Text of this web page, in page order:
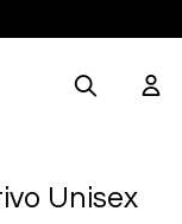
Unisex